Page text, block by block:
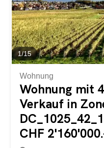
um Ihre monatlichen
Bankbilanz zu
schönes 3,5-Zimmer-
zusammensetzt: Ein...
1/15
Wohnung
Wohnung mit
Verkauf in
CHF